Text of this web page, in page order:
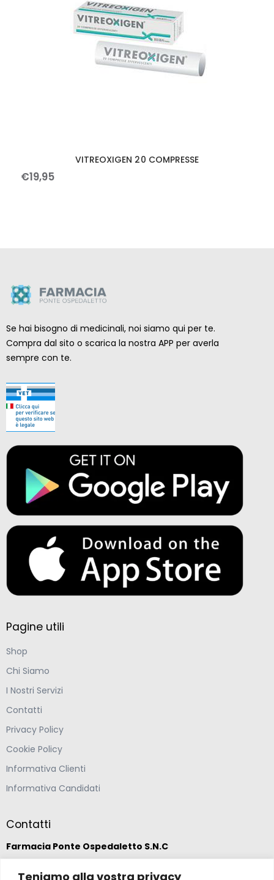
Teniamo alla vostra privacy
VITREOXIGEN 20 COMPRESSE
€19,95
Se hai bisogno di medicinali, noi siamo qui per te.
Compra dal sito o scarica la nostra APP per averla
sempre con te.
Pagine utili
Shop
Chi Siamo
I Nostri Servizi
Contatti
Privacy Policy
Cookie Policy
Informativa Clienti
Informativa Candidati
Contatti
Farmacia Ponte Ospedaletto S.N.C
Via della Solidarietà 2,